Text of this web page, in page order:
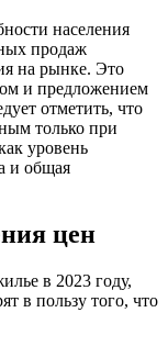
населения
продаж
на рынке. Это
и предложением
отметить, что
только при
уровень
и общая
цен
в 2023 году,
в пользу того, что